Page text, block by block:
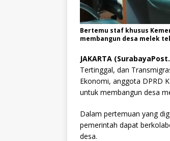
Bertemu staf khusus
membangun desa melek
JAKARTA
Tertinggal, dan
Ekonomi, anggota DPRD
untuk membangun desa
Dalam pertemuan yang
pemerintah dapat
desa.